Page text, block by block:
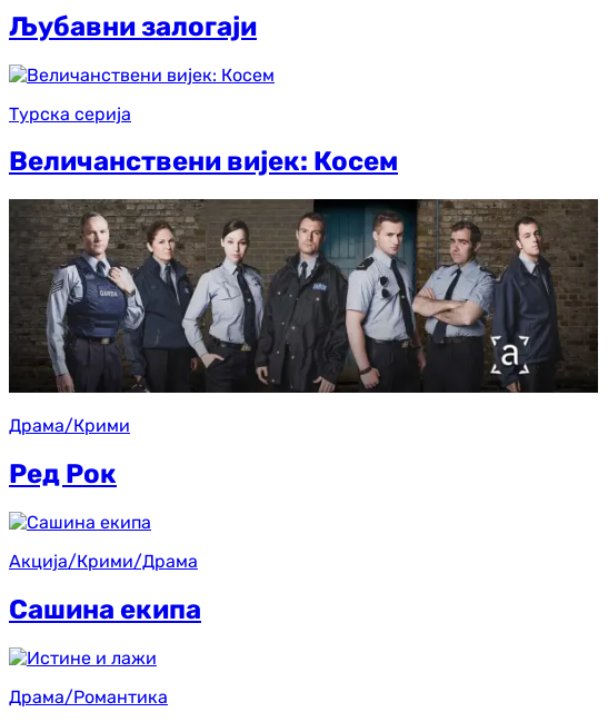
Љубавни залогаји
Турска серија
Величанствени вијек: Косем
Драма/Крими
Ред Рок
Акција/Крими/Драма
Сашина екипа
Драма/Романтика